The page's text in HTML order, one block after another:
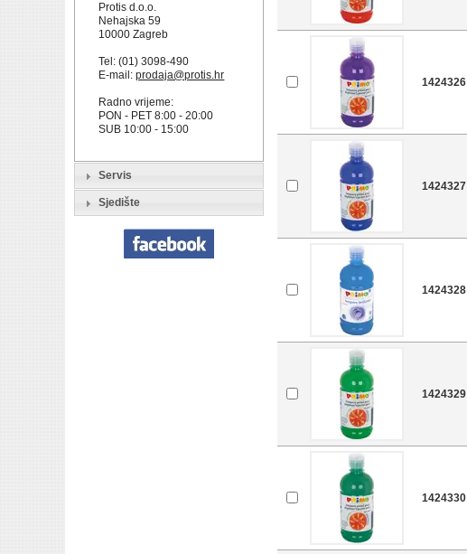
Protis d.o.o.
Nehajska 59
10000 Zagreb
Tel: (01) 3098-490
E-mail:prodaja@protis.hr
Radno vrijeme:
PON - PET 8:00 - 20:00
SUB 10:00 - 15:00
Servis
Sjedište
1424326
1424327
1424328
1424329
1424330